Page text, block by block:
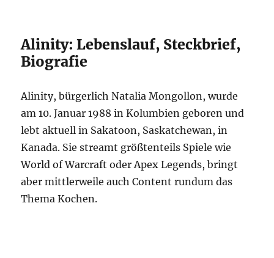
Alinity: Lebenslauf, Steckbrief,
Biografie
Alinity, bürgerlich Natalia Mongollon, wurde
am 10. Januar 1988 in Kolumbien geboren und
lebt aktuell in Sakatoon, Saskatchewan, in
Kanada. Sie streamt größtenteils Spiele wie
World of Warcraft oder Apex Legends, bringt
aber mittlerweile auch Content rundum das
Thema Kochen.